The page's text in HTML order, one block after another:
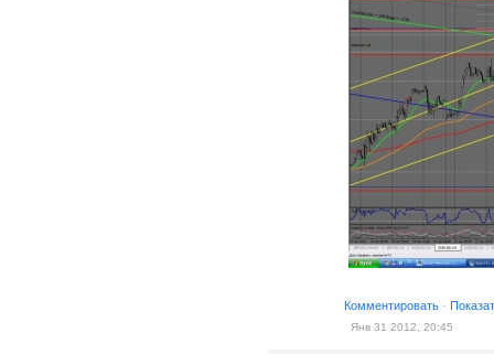
Комментировать ·
Янв 31 2012, 20:45